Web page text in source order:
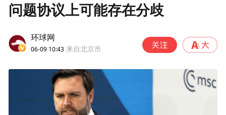
问题协议上可能存在分歧
环球网
06-09 10:43 来自北京市